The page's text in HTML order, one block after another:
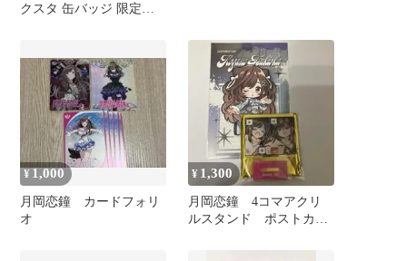
クスタ 缶バッジ 限定品
¥ 1,000
月岡恋鐘 カードフォリ
オ
¥ 1,300
月岡恋鐘 4コマアクリ
ルスタンド ポストカー
パルコレ